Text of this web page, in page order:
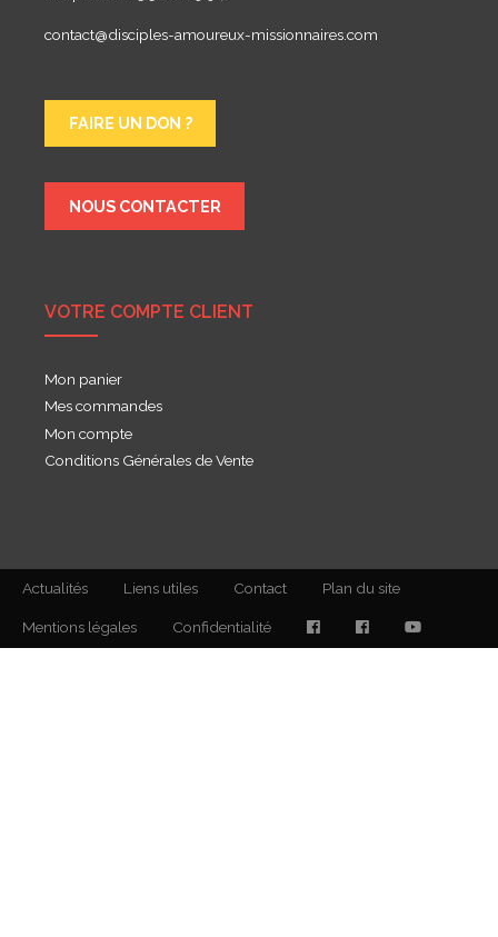
contact@disciples-amoureux-missionnaires.com
FAIRE UN DON ?
NOUS CONTACTER
VOTRE COMPTE CLIENT
Mon panier
Mes commandes
Mon compte
Conditions Générales de Vente
Actualités Liens utiles Contact Plan du site
Mentions légales Confidentialité